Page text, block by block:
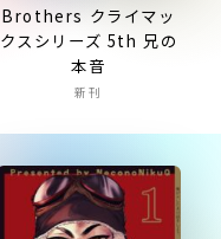
Brothers クライマッ
クスシリーズ 5th 兄の
本音
新刊